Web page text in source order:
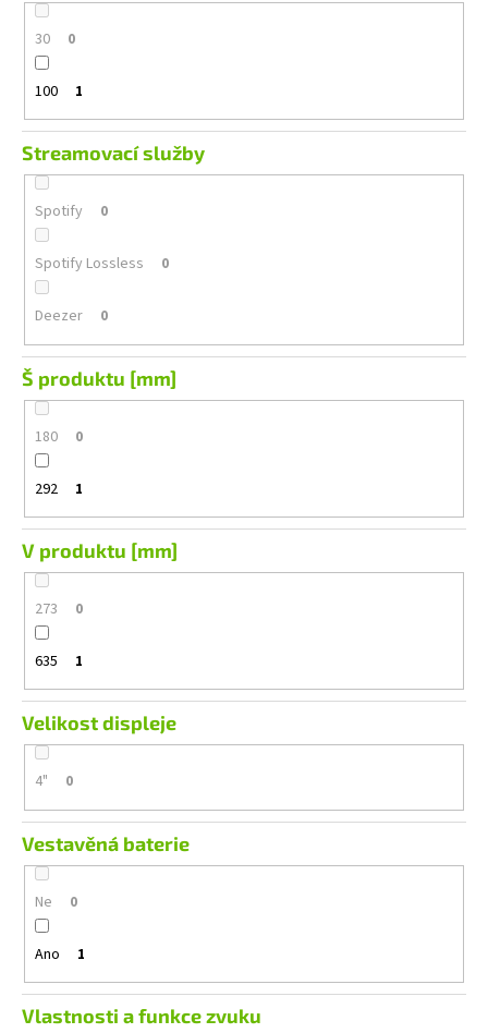
30 0
100 1
Streamovací služby
Spotify 0
Spotify Lossless 0
Deezer 0
Š produktu [mm]
180 0
292 1
V produktu [mm]
273 0
635 1
Velikost displeje
4" 0
Vestavěná baterie
Ne 0
Ano 1
Vlastnosti a funkce zvuku